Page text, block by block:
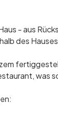
- aus
des
was